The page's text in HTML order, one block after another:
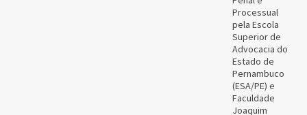
Processual
pela Escola
Superior de
Advocacia do
Estado de
Pernambuco
(ESA/PE) e
Faculdade
Joaquim